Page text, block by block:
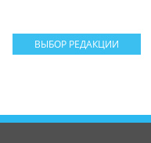
ВЫБОР РЕДАКЦИИ